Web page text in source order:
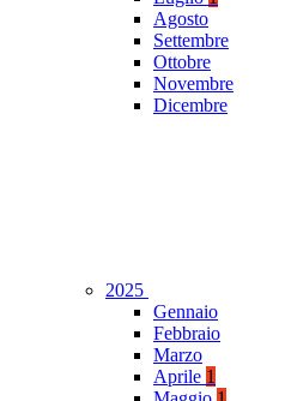
Agosto
Settembre
Ottobre
Novembre
Dicembre
2025
Gennaio
Febbraio
Marzo
Aprile 1